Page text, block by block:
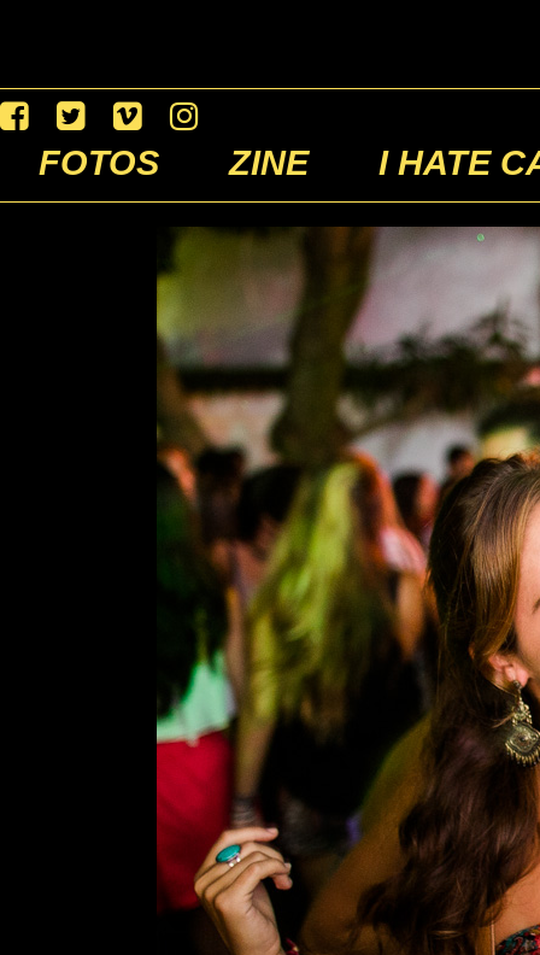
FOTOS ZINE I HATE